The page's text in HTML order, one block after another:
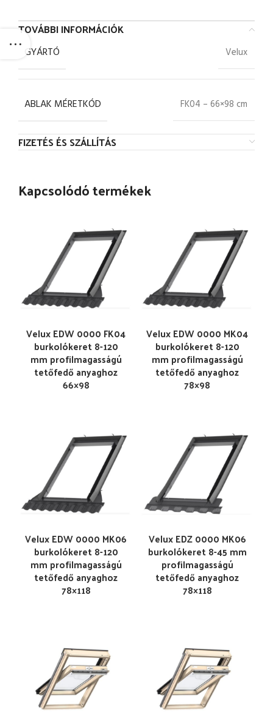
TOVÁBBI INFORMÁCIÓK
GYÁRTÓ Velux
ABLAK MÉRETKÓD FK04 – 66×98 cm
FIZETÉS ÉS SZÁLLÍTÁS
Kapcsolódó termékek
Velux EDW 0000 FK04
burkolókeret 8-120
mm profilmagasságú
tetőfedő anyaghoz
66×98
Velux EDW 0000 MK04
burkolókeret 8-120
mm profilmagasságú
tetőfedő anyaghoz
78×98
Velux EDW 0000 MK06
burkolókeret 8-120
mm profilmagasságú
tetőfedő anyaghoz
78×118
Velux EDZ 0000 MK06
burkolókeret 8-45 mm
profilmagasságú
tetőfedő anyaghoz
78×118